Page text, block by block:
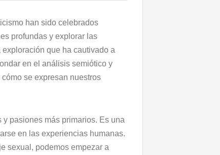
han sido celebrados
profundas y explorar las
que ha cautivado a
en el análisis semiótico y
se expresan nuestros
pasiones más primarios. Es una
en las experiencias humanas.
sexual, podemos empezar a